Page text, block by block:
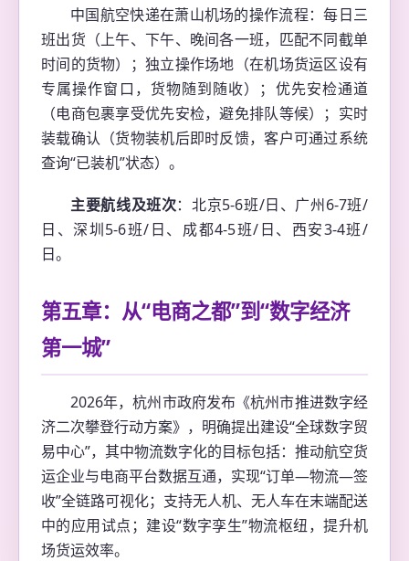
中国航空快递在萧山机场的操作流程：每日三
班出货（上午、下午、晚间各一班，匹配不同截单
时间的货物）；独立操作场地（在机场货运区设有
专属操作窗口，货物随到随收）；优先安检通道
（电商包裹享受优先安检，避免排队等候）；实时
装载确认（货物装机后即时反馈，客户可通过系统
查询“已装机”状态）。
主要航线及班次：北京5-6班/日、广州6-7班/
日、深圳5-6班/日、成都4-5班/日、西安3-4班/
日。
第五章：从“电商之都”到“数字经济
第一城”
2026年，杭州市政府发布《杭州市推进数字经
济二次攀登行动方案》，明确提出建设“全球数字贸
易中心”，其中物流数字化的目标包括：推动航空货
运企业与电商平台数据互通，实现“订单—物流—签
收”全链路可视化；支持无人机、无人车在末端配送
中的应用试点；建设“数字孪生”物流枢纽，提升机
场货运效率。